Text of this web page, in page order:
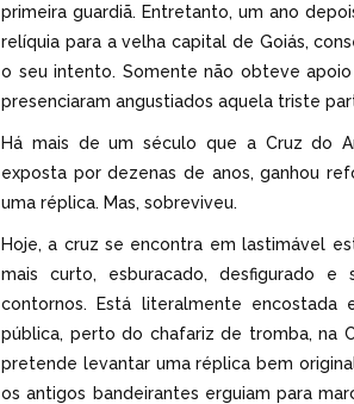
primeira guardiã. Entretanto, um ano
relíquia para a velha capital de Goiás,
o seu intento. Somente não obteve
presenciaram angustiados aquela triste
Há mais de um século que a Cruz do
exposta por dezenas de anos, ganhou
uma réplica. Mas, sobreviveu.
Hoje, a cruz se encontra em lastimável
mais curto, esburacado, desfigurado
contornos. Está literalmente
pública, perto do chafariz de tromba, na
pretende levantar uma réplica bem
os antigos bandeirantes erguiam para